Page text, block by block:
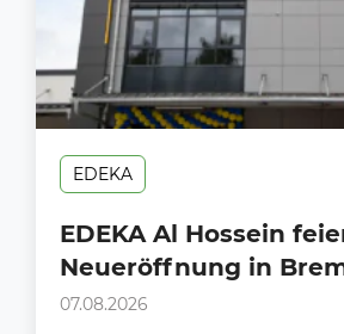
EDEKA
EDEKA Al Hossein
Neueröffnung in
Oslebshausen
07.08.2026